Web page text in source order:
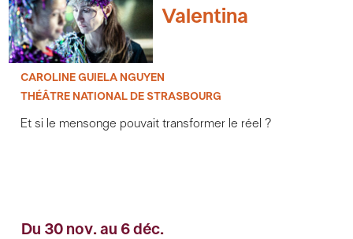
Valentina
CAROLINE GUIELA NGUYEN
THÉÂTRE NATIONAL DE STRASBOURG
Et si le mensonge pouvait transformer le réel ?
Du 30 nov. au 6 déc.